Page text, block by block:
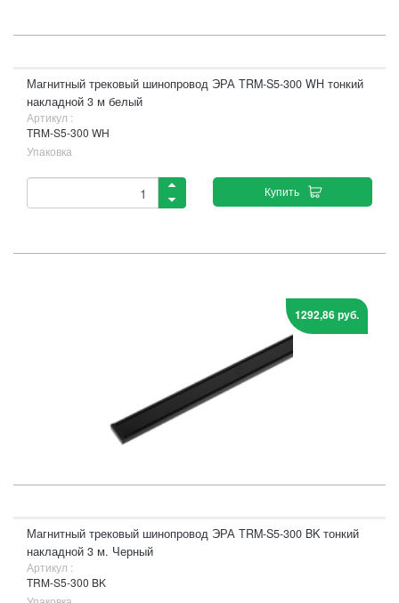
Магнитный трековый шинопровод ЭРА TRM-S5-300 WH тонкий
накладной 3 м белый
Артикул :
TRM-S5-300 WH
Упаковка
Купить
1292,86 руб.
Магнитный трековый шинопровод ЭРА TRM-S5-300 BK тонкий
накладной 3 м. Черный
Артикул :
TRM-S5-300 BK